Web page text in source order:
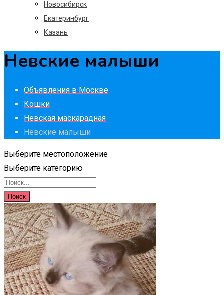
Новосибирск
Екатеринбург
Казань
Невские малыши
Объявления в Москве
Кошки
Невская маскарадная
Невские малыши
Выберите местоположение
Выберите категорию
Поиск